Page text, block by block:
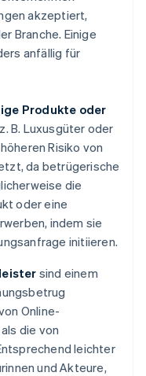
akzeptiert,
Branche. Einige
anfällig für
Produkte oder
B. Luxusgüter oder
Risiko von
da betrügerische
die
oder eine
indem sie
initiieren.
sind einem
Online-
die von
leichter
und Akteure,